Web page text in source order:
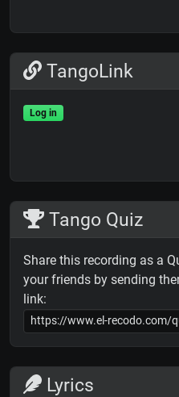
TangoLink
Log in
Tango Quiz
Share this recording as a
your friends by sending
link:
Lyrics